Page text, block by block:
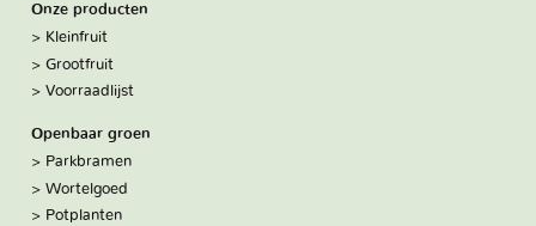
Onze producten
Kleinfruit
Grootfruit
Voorraadlijst
Openbaar groen
Parkbramen
Wortelgoed
Potplanten